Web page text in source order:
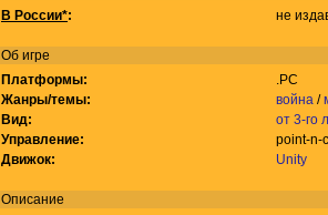
В России*: не
Об игре
Платформы:
.PC
Жанры/темы:
война /
Вид:
от 3-го
Управление:
point-n-
Движок:
Unity
Описание